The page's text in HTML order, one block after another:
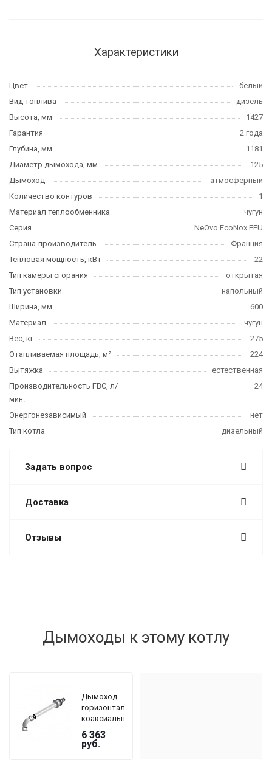
Характеристики
Цвет
белый
Вид топлива
дизель
Высота, мм
1427
Гарантия
2 года
Глубина, мм
1181
Диаметр дымохода, мм
125
Дымоход
атмосферный
Количество контуров
1
Материал теплообменника
чугун
Серия
NeOvo EcoNox EFU
Страна-производитель
Франция
Тепловая мощность, кВт
22
Тип камеры сгорания
открытая
Тип установки
напольный
Ширина, мм
600
Материал
чугун
Вес, кг
275
Отапливаемая площадь, м²
224
Вытяжка
естественная
Производительность ГВС, л/
мин.
24
Энергонезависимый
нет
Тип котла
дизельный
Задать вопрос
Доставка
Отзывы
Дымоходы к этому котлу
Дымоход
горизонтальный
коаксиальный
De Dietrich
DY 908 Ø
60/100 мм,
6 363
руб.